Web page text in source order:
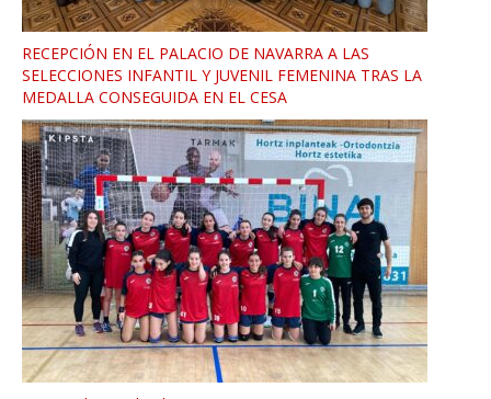
RECEPCIÓN EN EL PALACIO DE NAVARRA A LAS
SELECCIONES INFANTIL Y JUVENIL FEMENINA TRAS LA
MEDALLA CONSEGUIDA EN EL CESA